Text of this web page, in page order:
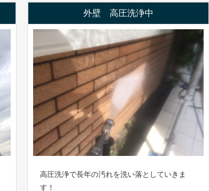
外壁 高圧洗浄中
高圧洗浄で長年の汚れを洗い落としていきま
す！